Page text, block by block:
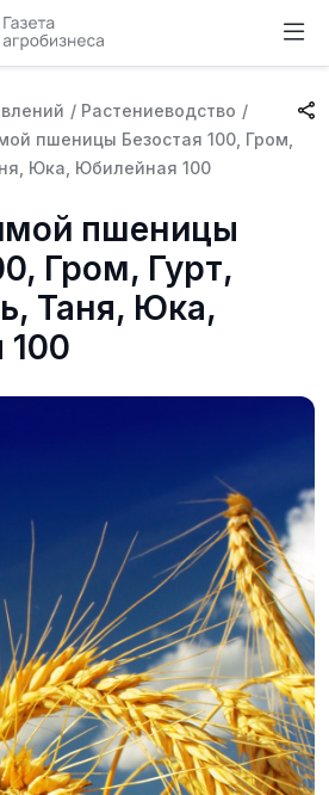
/ Растениеводство /
пшеницы Безостая 100, Гром,
Юка, Юбилейная 100
пшеницы
Гром, Гурт,
Таня, Юка,